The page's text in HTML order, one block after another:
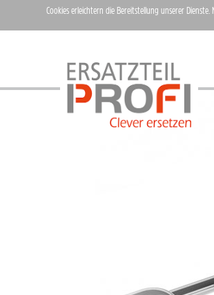
Cookies erleichtern die Bereitstellung unserer